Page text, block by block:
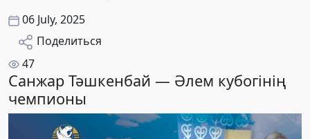
06 July, 2025
Поделиться
47
Санжар Тәшкенбай — Әлем кубогінің
чемпионы